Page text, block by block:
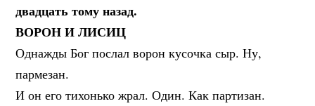
двадцать тому назад.
ВОРОН И ЛИСИЦ
Однажды Бог послал ворон кусочка сыр. Ну,
пармезан.
И он его тихонько жрал. Один. Как партизан.